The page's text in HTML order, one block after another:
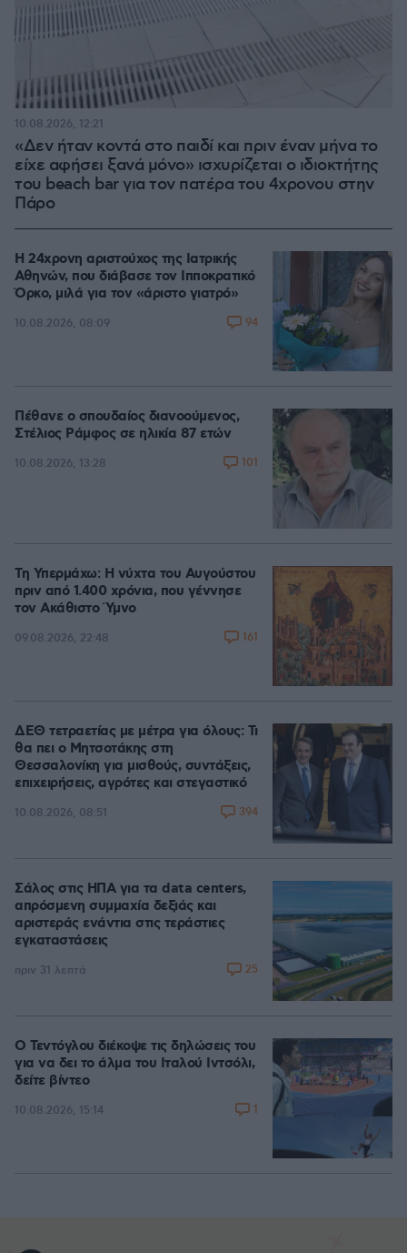
«Δεν ήταν κοντά στο παιδί και πριν έναν μήνα το
είχε αφήσει ξανά μόνο» ισχυρίζεται ο ιδιοκτήτης
του beach bar για τον πατέρα του 4χρονου στην
Πάρο
10.08.2026, 12:21
Η 24χρονη αριστούχος της Ιατρικής
Αθηνών, που διάβασε τον Ιπποκρατικό
Όρκο, μιλά για τον «άριστο γιατρό»
10.08.2026, 08:09 94
Πέθανε ο σπουδαίος διανοούμενος,
Στέλιος Ράμφος σε ηλικία 87 ετών
10.08.2026, 13:28 101
Τη Υπερμάχω: Η νύχτα του Αυγούστου
πριν από 1.400 χρόνια, που γέννησε
τον Ακάθιστο Ύμνο
09.08.2026, 22:48 161
ΔΕΘ τετραετίας με μέτρα για όλους: Τι
θα πει ο Μητσοτάκης στη
Θεσσαλονίκη για μισθούς, συντάξεις,
επιχειρήσεις, αγρότες και στεγαστικό
10.08.2026, 08:51 394
Σάλος στις ΗΠΑ για τα data centers,
απρόσμενη συμμαχία δεξιάς και
αριστεράς ενάντια στις τεράστιες
εγκαταστάσεις
πριν 31 λεπτά 25
Ο Τεντόγλου διέκοψε τις δηλώσεις του
για να δει το άλμα του Ιταλού Ιντσόλι,
δείτε βίντεο
10.08.2026, 15:14 1